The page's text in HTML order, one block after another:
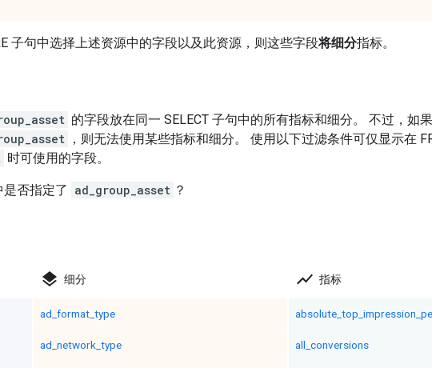
子句中选择上述资源中的字段以及此资源，则这些字段将细分指标。
的字段放在同一 SELECT 子句中的所有指标和细分。 不过，如
，则无法使用某些指标和细分。 使用以下过滤条件可仅显示在
时可使用的字段。
是否指定了 ad_group_asset ？
layers 细分
ad_format_type
ad_network_type
show_chart 指标
all_conversions